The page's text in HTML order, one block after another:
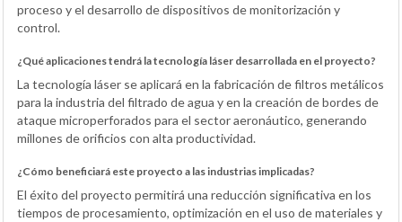
proceso y el desarrollo de dispositivos de monitorización y
control.
¿Qué aplicaciones tendrá la tecnología láser desarrollada en el proyecto?
La tecnología láser se aplicará en la fabricación de filtros metálicos
para la industria del filtrado de agua y en la creación de bordes de
ataque microperforados para el sector aeronáutico, generando
millones de orificios con alta productividad.
¿Cómo beneficiará este proyecto a las industrias implicadas?
El éxito del proyecto permitirá una reducción significativa en los
tiempos de procesamiento, optimización en el uso de materiales y